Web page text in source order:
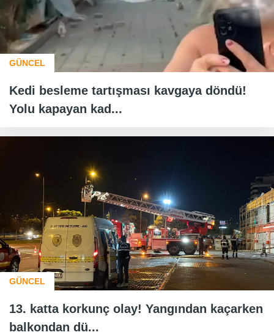
GÜNCEL
Kedi besleme tartışması kavgaya döndü!
Yolu kapayan kad...
GÜNCEL
13. katta korkunç olay! Yangından kaçarken
balkondan dü...